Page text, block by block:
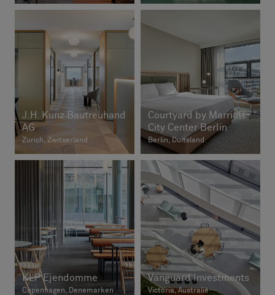
J.H. Kunz Bautreuhand
AG
Zurich, Zwitserland
Courtyard by Marriott
City Center Berlin
Berlin, Duitsland
KLP Ejendomme
Copenhagen, Denemarken
Vanguard Investments
Victoria, Australië